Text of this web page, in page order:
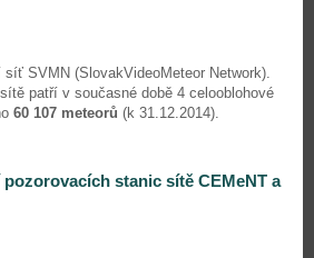
SVMN (SlovakVideoMeteor Network).
patří v současné době 4 celooblohové
60 107 meteorů (k 31.12.2014).
stanic sítě CEMeNT a